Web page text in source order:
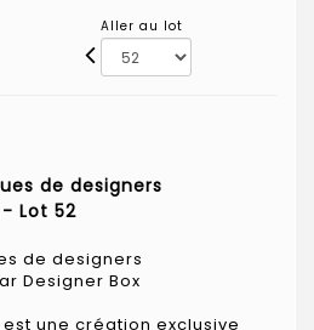
Aller au lot
de designers
Lot 52
de designers
Designer Box
une création exclusive